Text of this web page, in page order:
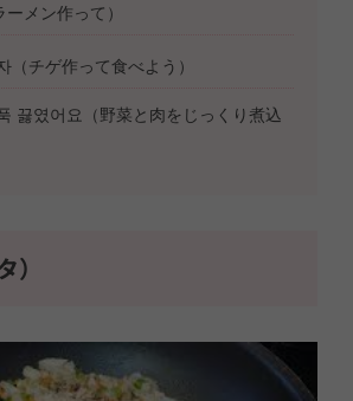
メン作って）
（チゲ作って食べよう）
끓였어요（野菜と肉をじっくり煮込